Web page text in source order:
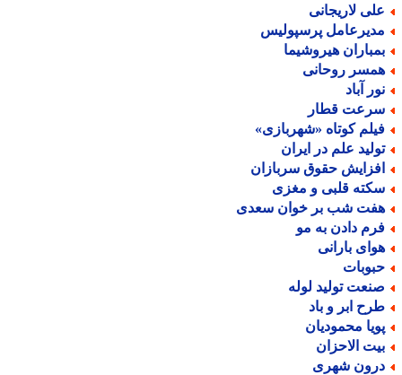
لاریجانی
پرسپولیس
هیروشیما
روحانی
آباد
قطار
کوتاه «شهربازی»
علم در ایران
حقوق سربازان
قلبی و مغزی
شب بر خوان سعدی
دادن به مو
بارانی
تولید لوله
ابر و باد
محمودیان
الاحزان
شهری